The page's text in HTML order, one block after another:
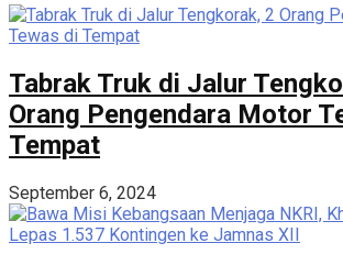
Tabrak Truk di Jalur
Orang Pengendara Motor
Tempat
September 6, 2024